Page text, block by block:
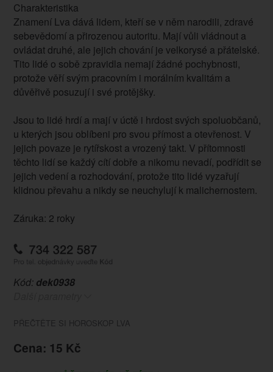
Charakteristika
Znamení Lva dává lidem, kteří se v něm narodili, zdravé
sebevědomí a přirozenou autoritu. Mají vůli vládnout a
ovládat druhé, ale jejich chování je velkorysé a přátelské.
Tito lidé o sobě zpravidla nemají žádné pochybnosti,
protože věří svým pracovním i morálním kvalitám a
důvěřivě posuzují i své protějšky.
Jsou to lidé hrdí a mají v úctě i hrdost svých spoluobčanů,
u kterých jsou oblíbeni pro svou přímost a otevřenost. V
jejich povaze je rytířskost a vrozený takt. V přítomnosti
těchto lidí se každý cítí dobře a nikomu nevadí, podřídit se
jejich vedení a rozhodování, protože tito lidé vyzařují
klidnou převahu a nikdy se neuchylují k malichernostem.
Záruka: 2 roky
Kód: dek0938
PŘEČTĚTE SI HOROSKOP LVA
Cena: 15 Kč